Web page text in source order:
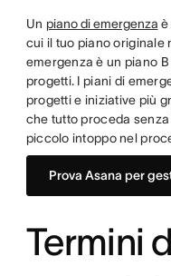
Un piano di emergenza è
cui il tuo piano originale
emergenza è un piano
progetti. I piani di
progetti e iniziative più
che tutto proceda
piccolo intoppo nel
Prova Asana per
Termini